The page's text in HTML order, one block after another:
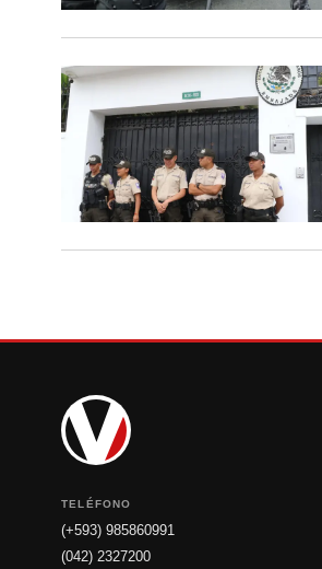
TELÉFONO
(+593) 985860991
(042) 2327200